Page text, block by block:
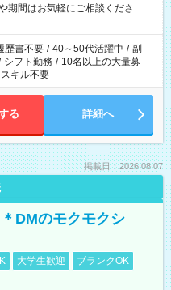
間はお気軽にご相談くださ
歴書不要 / 40～50代活躍中 / 副
シフト勤務 / 10名以上の大量募
キル不要
る 詳細へ
掲載日：2026.08.07
DMのモクモクシ
大学生歓迎
ブランクOK